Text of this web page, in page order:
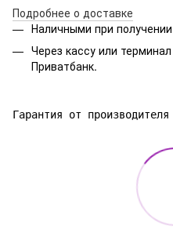
Подробнее о доставке
Наличными при
Через кассу или
Приватбанк.
Гарантия от